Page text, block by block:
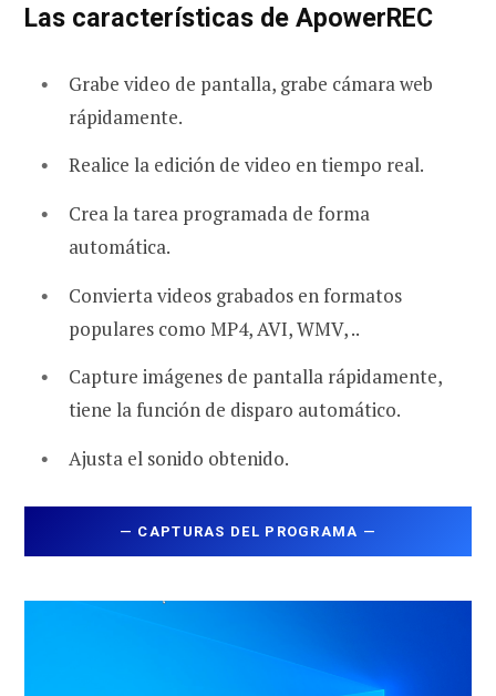
Las características de ApowerREC
Grabe video de pantalla, grabe cámara web
rápidamente.
Realice la edición de video en tiempo real.
Crea la tarea programada de forma
automática.
Convierta videos grabados en formatos
populares como MP4, AVI, WMV, ..
Capture imágenes de pantalla rápidamente,
tiene la función de disparo automático.
Ajusta el sonido obtenido.
— CAPTURAS DEL PROGRAMA —